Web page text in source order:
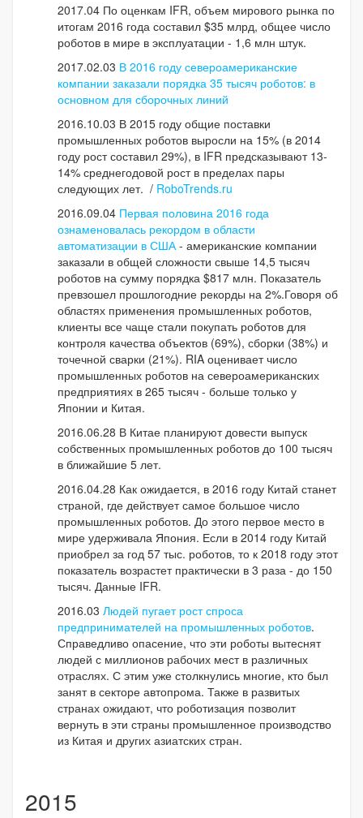
2017.04 По оценкам IFR, объем мирового рынка по
итогам 2016 года составил $35 млрд, общее число
роботов в мире в эксплуатации - 1,6 млн штук.
2017.02.03 В 2016 году североамериканские
компании заказали порядка 35 тысяч роботов: в
основном для сборочных линий
2016.10.03 В 2015 году общие поставки
промышленных роботов выросли на 15% (в 2014
году рост составил 29%), в IFR предсказывают 13-
14% среднегодовой рост в пределах пары
следующих лет. / RoboTrends.ru
2016.09.04 Первая половина 2016 года
ознаменовалась рекордом в области
автоматизации в США - американские компании
заказали в общей сложности свыше 14,5 тысяч
роботов на сумму порядка $817 млн. Показатель
превзошел прошлогодние рекорды на 2%.Говоря об
областях применения промышленных роботов,
клиенты все чаще стали покупать роботов для
контроля качества объектов (69%), сборки (38%) и
точечной сварки (21%). RIA оценивает число
промышленных роботов на североамериканских
предприятиях в 265 тысяч - больше только у
Японии и Китая.
2016.06.28 В Китае планируют довести выпуск
собственных промышленных роботов до 100 тысяч
в ближайшие 5 лет.
2016.04.28 Как ожидается, в 2016 году Китай станет
страной, где действует самое большое число
промышленных роботов. До этого первое место в
мире удерживала Япония. Если в 2014 году Китай
приобрел за год 57 тыс. роботов, то к 2018 году этот
показатель возрастет практически в 3 раза - до 150
тысяч. Данные IFR.
2016.03 Людей пугает рост спроса
предпринимателей на промышленных роботов.
Справедливо опасение, что эти роботы вытеснят
людей с миллионов рабочих мест в различных
отраслях. С этим уже столкнулись многие, кто был
занят в секторе автопрома. Также в развитых
странах ожидают, что роботизация позволит
вернуть в эти страны промышленное производство
из Китая и других азиатских стран.
2015